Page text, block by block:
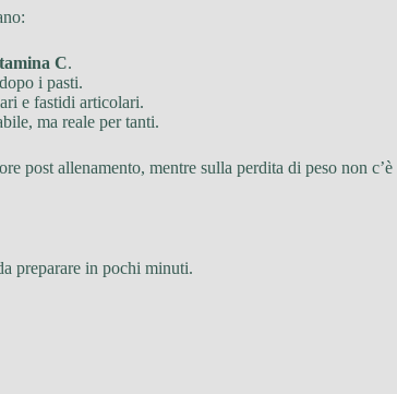
C.
i pasti.
e fastidi articolari.
ma reale per tanti.
post allenamento, mentre sulla perdita di peso non
preparare in pochi minuti.